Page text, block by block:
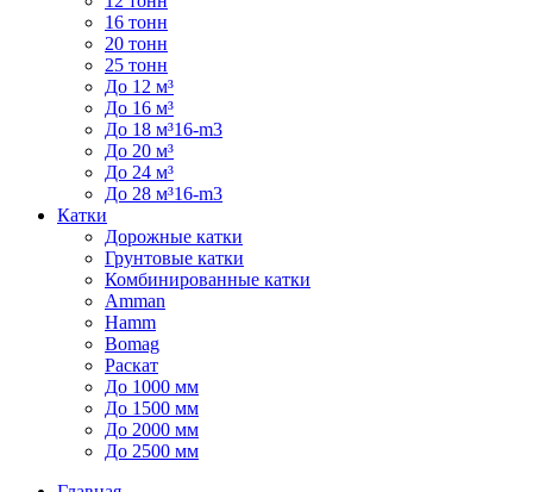
16 тонн
20 тонн
25 тонн
До 12 м³
До 16 м³
До 18 м³16-m3
До 20 м³
До 24 м³
До 28 м³16-m3
Катки
Дорожные катки
Грунтовые катки
Комбинированные катки
Amman
Hamm
Bomag
Раскат
До 1000 мм
До 1500 мм
До 2000 мм
До 2500 мм